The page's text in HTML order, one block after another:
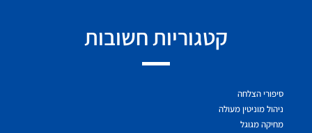
קטגוריות חשובות
סיפורי הצלחה
ניהול מוניטין מעולה
מחיקה מגוגל